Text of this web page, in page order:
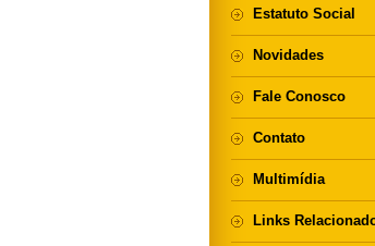
Estatuto Social
Novidades
Fale Conosco
Contato
Multimídia
Links